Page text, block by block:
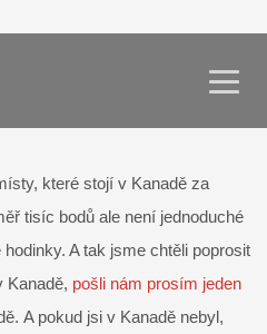
které stojí v Kanadě za
tisíc bodů ale není jednoduché
A tak jsme chtěli poprosit
Kanadě, pošli nám prosím jeden
A pokud jsi v Kanadě nebyl,